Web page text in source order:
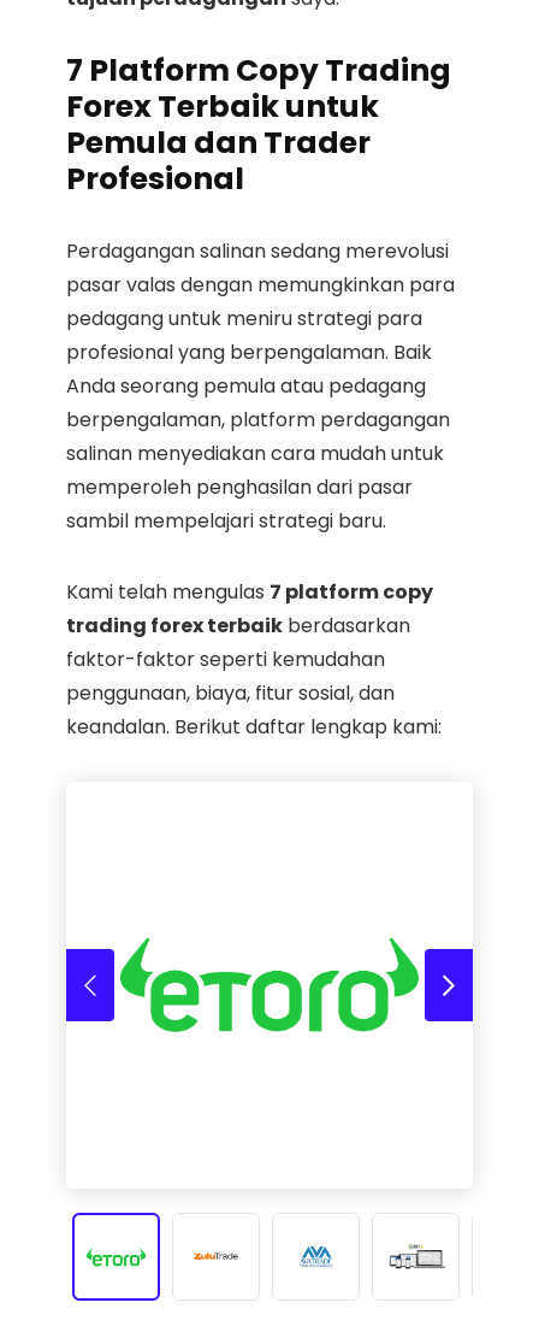
7 Platform Copy Trading
Forex Terbaik untuk
Pemula dan Trader
Profesional
Perdagangan salinan sedang merevolusi
pasar valas dengan memungkinkan para
pedagang untuk meniru strategi para
profesional yang berpengalaman. Baik
Anda seorang pemula atau pedagang
berpengalaman, platform perdagangan
salinan menyediakan cara mudah untuk
memperoleh penghasilan dari pasar
sambil mempelajari strategi baru.
Kami telah mengulas 7 platform copy
trading forex terbaik berdasarkan
faktor-faktor seperti kemudahan
penggunaan, biaya, fitur sosial, dan
keandalan. Berikut daftar lengkap kami: